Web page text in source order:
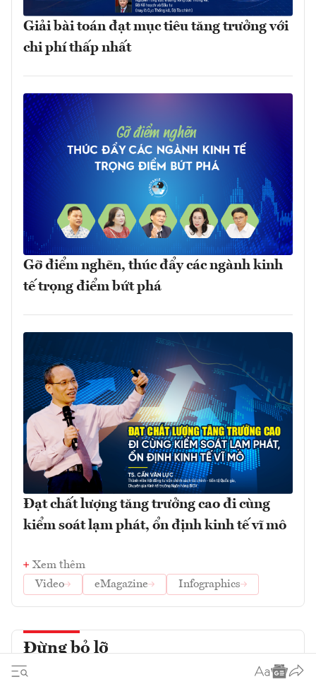
Giải bài toán đạt mục tiêu tăng trưởng với
chi phí thấp nhất
Gỡ điểm nghẽn, thúc đẩy các ngành kinh
tế trọng điểm bứt phá
Đạt chất lượng tăng trưởng cao đi cùng
kiểm soát lạm phát, ổn định kinh tế vĩ mô
Xem thêm
Video
eMagazine Infographics
Đừng bỏ lỡ